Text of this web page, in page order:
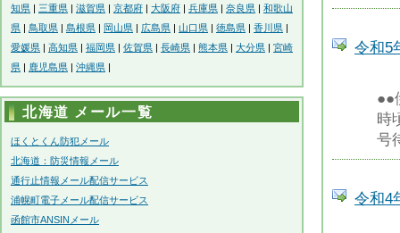
令和5
●●
時
号
令和4
知県
三重県 滋賀県 京都府 大阪府 兵庫県 奈良県
和歌山
県
鳥取県 島根県 岡山県 広島県 山口県 徳島県 香川県
愛媛県
高知県 福岡県 佐賀県 長崎県 熊本県 大分県
宮崎
県
鹿児島県 沖縄県
北海道 メール一覧
ほくとくん防犯メール
北海道：防災情報メール
通行止情報メール配信サービス
浦幌町電子メール配信サービス
函館市ANSINメール